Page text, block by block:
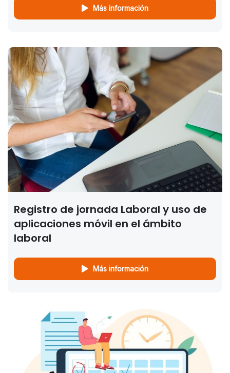
Más información
Registro de jornada Laboral y uso de
aplicaciones móvil en el ámbito
laboral
Más información